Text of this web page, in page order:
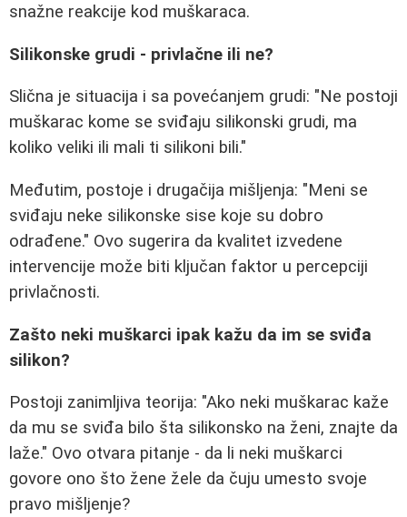
snažne reakcije kod muškaraca.
Silikonske grudi - privlačne ili ne?
Slična je situacija i sa povećanjem grudi: "Ne postoji
muškarac kome se sviđaju silikonski grudi, ma
koliko veliki ili mali ti silikoni bili."
Međutim, postoje i drugačija mišljenja: "Meni se
sviđaju neke silikonske sise koje su dobro
odrađene." Ovo sugerira da kvalitet izvedene
intervencije može biti ključan faktor u percepciji
privlačnosti.
Zašto neki muškarci ipak kažu da im se sviđa
silikon?
Postoji zanimljiva teorija: "Ako neki muškarac kaže
da mu se sviđa bilo šta silikonsko na ženi, znajte da
laže." Ovo otvara pitanje - da li neki muškarci
govore ono što žene žele da čuju umesto svoje
pravo mišljenje?